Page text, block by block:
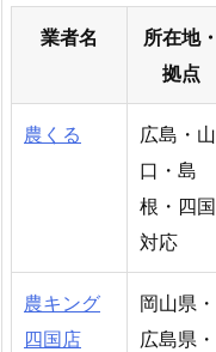
業者名
所在地・
拠点
農くる
広島・山
口・島
根・四国
対応
農キング
四国店
岡山県・
広島県・